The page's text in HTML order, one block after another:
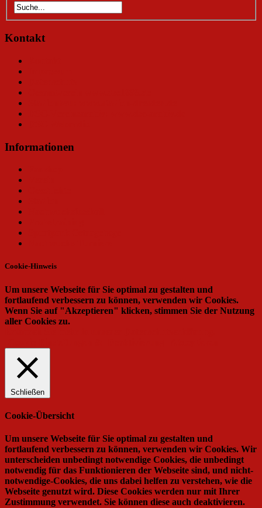
Kontakt
Informationen
Cookie-Hinweis
Um unsere Webseite für Sie optimal zu gestalten und
fortlaufend verbessern zu können, verwenden wir Cookies.
Wenn Sie auf "Akzeptieren" klicken, stimmen Sie der Nutzung
aller Cookies zu.
Schließen
Cookie-Übersicht
Um unsere Webseite für Sie optimal zu gestalten und
fortlaufend verbessern zu können, verwenden wir Cookies. Wir
unterscheiden unbedingt notwendige Cookies, die unbedingt
notwendig für das Funktionieren der Webseite sind, und nicht-
notwendige-Cookies, die uns dabei helfen zu verstehen, wie die
Webseite genutzt wird. Diese Cookies werden nur mit Ihrer
Zustimmung verwendet. Sie können diese auch deaktivieren.